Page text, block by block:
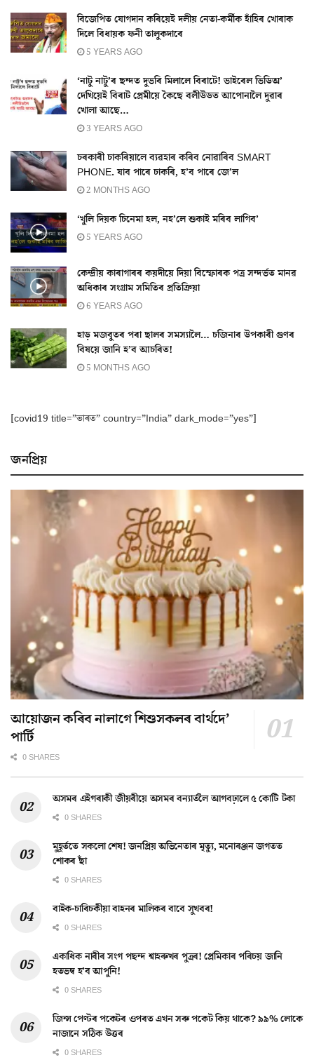
বিজেপিত যোগদান কৰিয়েই দলীয় নেতা-কৰ্মীক হাঁহিৰ খোৰাক
দিলে বিধায়ক ফনী তালুকদাৰে
5 YEARS AGO
‘নাটু নাটু’ৰ ছন্দত দুভৰি মিলালে বিৰাটে! ভাইৰেল ভিডিঅ’
দেখিয়েই বিৰাট প্ৰেমীয়ে কৈছে বলীউডত আপোনালৈ দুৱাৰ
খোলা আছে…
3 YEARS AGO
চৰকাৰী চাকৰিয়ালে ব্যৱহাৰ কৰিব নোৱাৰিব SMART
PHONE. যাব পাৰে চাকৰি, হ’ব পাৰে জে’ল
2 MONTHS AGO
‘খুলি দিয়ক চিনেমা হল, নহ’লে শুকাই মৰিব লাগিব’
5 YEARS AGO
কেন্দ্ৰীয় কাৰাগাৰৰ কয়দীয়ে দিয়া বিস্ফোৰক পত্ৰ সন্দৰ্ভত মানৱ
অধিকাৰ সংগ্ৰাম সমিতিৰ প্ৰতিক্ৰিয়া
6 YEARS AGO
হাড় মজবুতৰ পৰা ছালৰ সমস্যালৈ… চজিনাৰ উপকাৰী গুণৰ
বিষয়ে জানি হ’ব আচৰিত!
5 MONTHS AGO
[covid19 title=”ভাৰত” country=”India” dark_mode=”yes”]
জনপ্ৰিয়
আয়োজন কৰিব নালাগে শিশুসকলৰ বাৰ্থদে’
পাৰ্টি
0 SHARES
অসমৰ এইগৰাকী জীয়ৰীয়ে অসমৰ বন্যাৰ্তলৈ আগবঢ়ালে ৫ কোটি টকা
0 SHARES
মুহূৰ্ততে সকলো শেষ! জনপ্ৰিয় অভিনেতাৰ মৃত্যু, মনোৰঞ্জন জগতত
শোকৰ ছাঁ
0 SHARES
বাইক-চাৰিচকীয়া বাহনৰ মালিকৰ বাবে সুখবৰ!
0 SHARES
একাধিক নাৰীৰ সংগ পছন্দ শ্বাহৰুখৰ পুত্ৰৰ! প্ৰেমিকাৰ পৰিচয় জানি
হতভম্ব হ’ব আপুনি!
0 SHARES
জিন্স পেণ্টৰ পকেটৰ ওপৰত এখন সৰু পকেট কিয় থাকে? ৯৯% লোকে
নাজানে সঠিক উত্তৰ
0 SHARES